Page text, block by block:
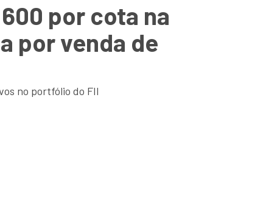
por cota na
por venda de
no portfólio do FII